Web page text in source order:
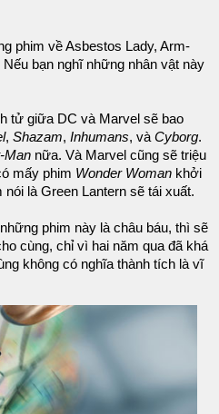
phim về Asbestos Lady, Arm-
bạn nghĩ những nhân vật này
tử giữa DC và Marvel sẽ bao
, Shazam, Inhumans, và Cyborg.
Man nữa. Và Marvel cũng sẽ triệu
mấy phim Wonder Woman khởi
là Green Lantern sẽ tái xuất.
phim này là châu báu, thì sẽ
cùng, chỉ vì hai năm qua đã khá
không có nghĩa thành tích là vĩ